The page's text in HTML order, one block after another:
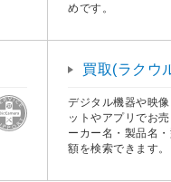
めです。
買取(ラクウ
デジタル機器や映
ットやアプリでお
ーカー名・製品名
額を検索できます。